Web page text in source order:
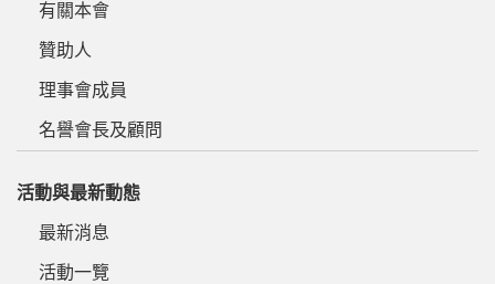
有關本會
贊助人
理事會成員
名譽會長及顧問
活動與最新動態
最新消息
活動一覽